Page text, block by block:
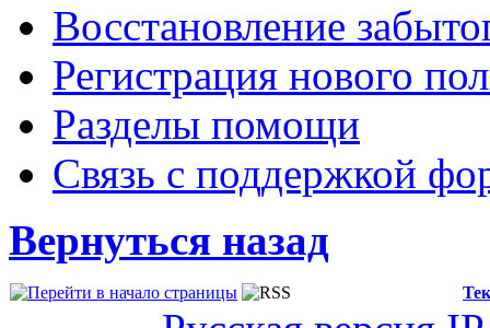
Восстановление
Регистрация нового
Разделы помощи
Связь с поддержкой
Вернуться назад